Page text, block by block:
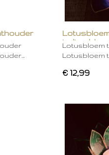
indigo
Lotusbloem
Lotusbloem
€ 12,99